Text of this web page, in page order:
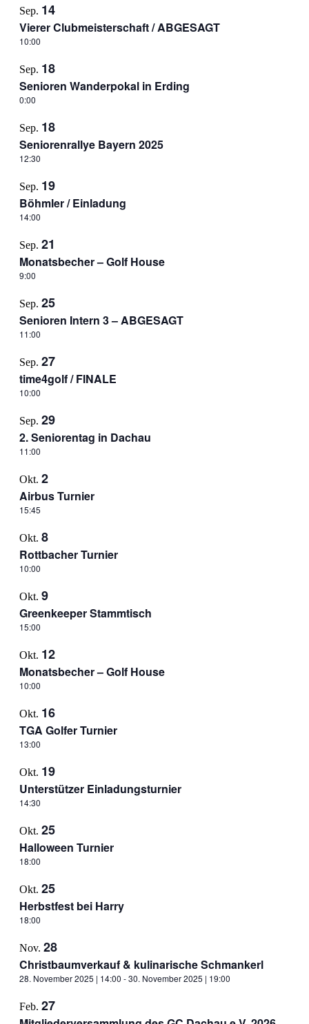
Sep. 14
Vierer Clubmeisterschaft / ABGESAGT
10:00
Sep. 18
Senioren Wanderpokal in Erding
0:00
Sep. 18
Seniorenrallye Bayern 2025
12:30
Sep. 19
Böhmler / Einladung
14:00
Sep. 21
Monatsbecher – Golf House
9:00
Sep. 25
Senioren Intern 3 – ABGESAGT
11:00
Sep. 27
time4golf / FINALE
10:00
Sep. 29
2. Seniorentag in Dachau
11:00
Okt. 2
Airbus Turnier
15:45
Okt. 8
Rottbacher Turnier
10:00
Okt. 9
Greenkeeper Stammtisch
15:00
Okt. 12
Monatsbecher – Golf House
10:00
Okt. 16
TGA Golfer Turnier
13:00
Okt. 19
Unterstützer Einladungsturnier
14:30
Okt. 25
Halloween Turnier
18:00
Okt. 25
Herbstfest bei Harry
18:00
Nov. 28
Christbaumverkauf & kulinarische Schmankerl
28. November 2025 | 14:00 -30. November 2025 | 19:00
Feb. 27